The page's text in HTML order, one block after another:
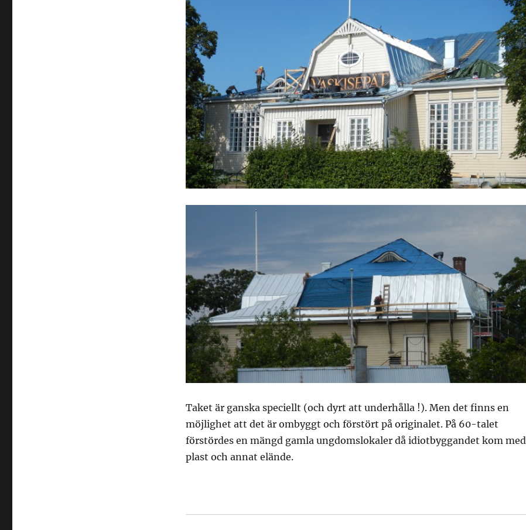
Taket är ganska speciellt (och dyrt att underhålla !). Men det finns en
möjlighet att det är ombyggt och förstört på originalet. På 60-talet
förstördes en mängd gamla ungdomslokaler då idiotbyggandet kom med
plast och annat elände.